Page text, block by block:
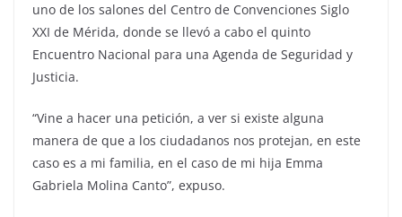
uno de los salones del Centro de Convenciones Siglo
XXI de Mérida, donde se llevó a cabo el quinto
Encuentro Nacional para una Agenda de Seguridad y
Justicia.
“Vine a hacer una petición, a ver si existe alguna
manera de que a los ciudadanos nos protejan, en este
caso es a mi familia, en el caso de mi hija Emma
Gabriela Molina Canto”, expuso.